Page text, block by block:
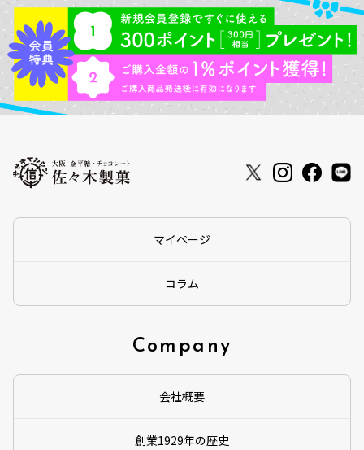
マイページ
コラム
Company
会社概要
創業1929年の歴史